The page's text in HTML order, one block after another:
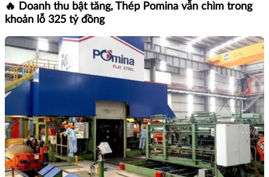
🔥 Doanh thu bật tăng, Thép Pomina vẫn chìm trong
khoản lỗ 325 tỷ đồng